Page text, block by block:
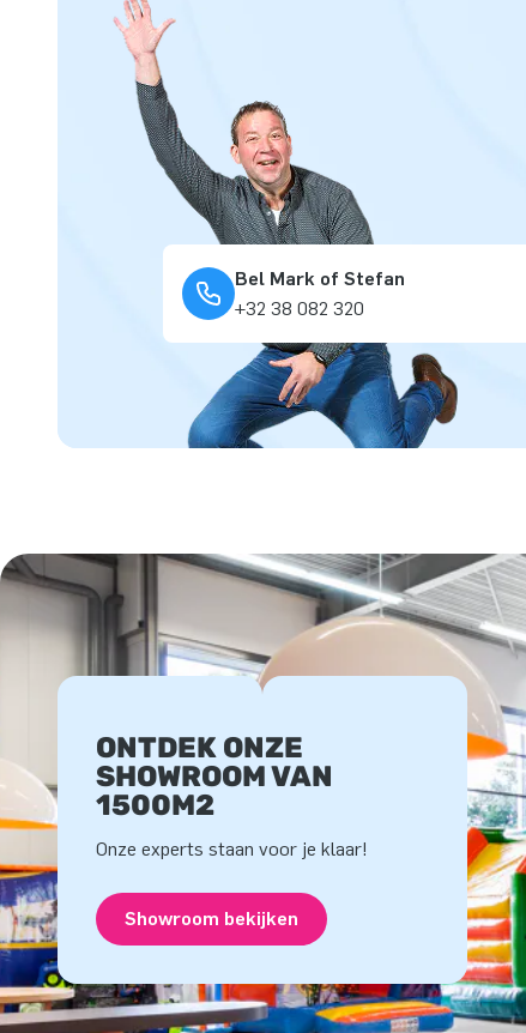
Bel Mark of Stefan
+32 38 082 320
ONTDEK ONZE
SHOWROOM VAN
1500M2
Onze experts staan voor je klaar!
Showroom bekijken